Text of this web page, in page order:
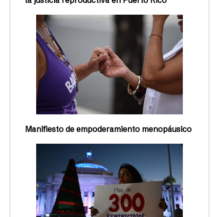
Manifiesto de empoderamiento menopáusico